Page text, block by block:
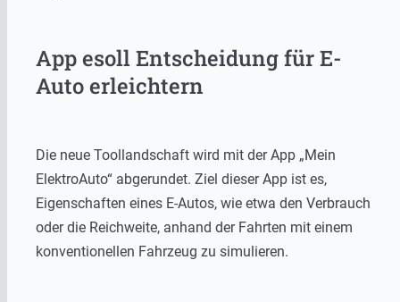
App esoll Entscheidung für E-
Auto erleichtern
Die neue Toollandschaft wird mit der App „Mein
ElektroAuto“ abgerundet. Ziel dieser App ist es,
Eigenschaften eines E-Autos, wie etwa den Verbrauch
oder die Reichweite, anhand der Fahrten mit einem
konventionellen Fahrzeug zu simulieren.